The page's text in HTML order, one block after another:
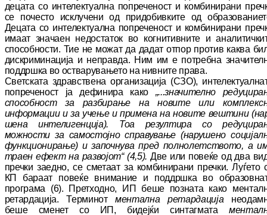
децата со ин­телектуална попреченост и комбинирани
се почесто исклучени од придобивките од
Децата со интелектуална по­пре­че­ност и комбинирани
имаат зна­ча­ен недостаток во когнитивните и
спо­собности. Тие не можат да дадат отпор про­тив каква
дискриминација и неправда. Ним им е потребна
поддршка во ос­тварувањето на нивните права.
Светската здравствена организација (СЗО), инте
попреченост ја дефинира како „...значително
способност за разбирање на новите или
информации и за учење и примена на новите вештини (на
шена интелигенција). Тоа резултира со редуцира
можности за самостојно справување (нарушено
функционирање) и започнува пред полнолетството, а
траен ефект на развојот“ (4,5). Две или повеќе од два
пречки заедно, се сметаат за комбинирани пречки. Луѓето
КП бараат повеќе внимание и поддршка во
програма (6). Претходно, ИП беше позната како ментал
ретардација. Терминотментална ретардација
беше сменет со ИП, бидејќи синтагмата